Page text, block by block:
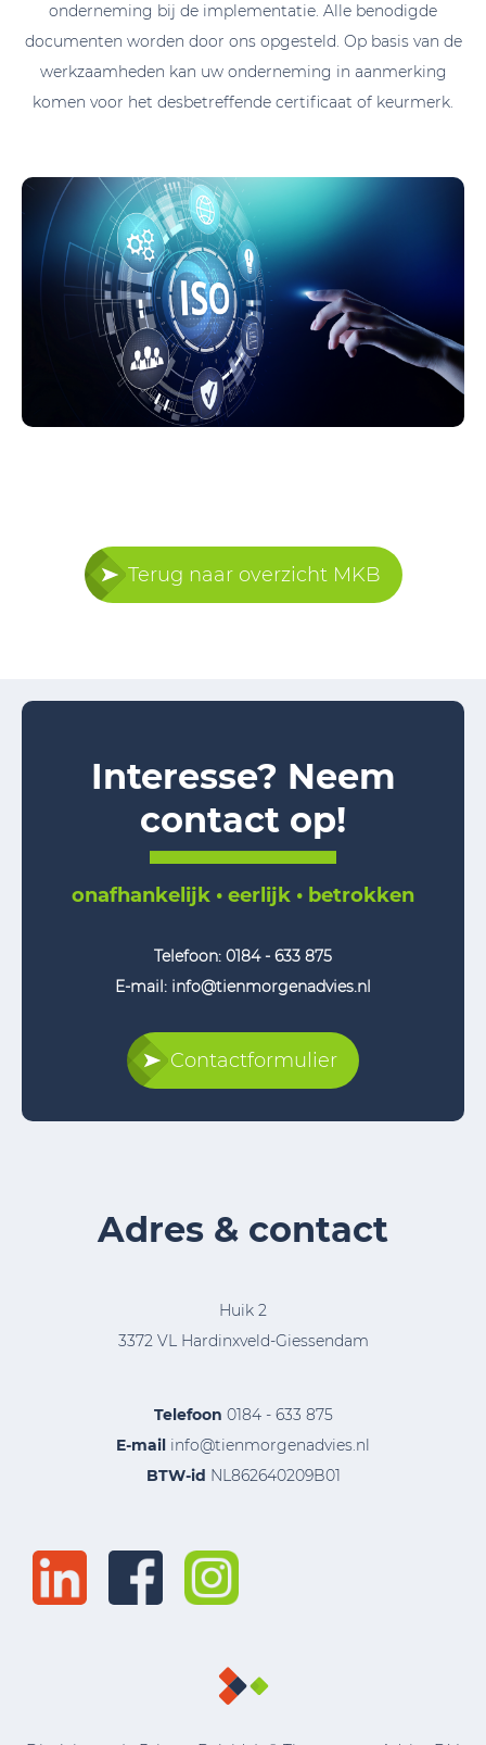
onderneming bij de implementatie. Alle benodigde
documenten worden door ons opgesteld. Op basis van de
werkzaamheden kan uw onderneming in aanmerking
komen voor het desbetreffende certificaat of keurmerk.
Terug naar overzicht MKB
Interesse? Neem
contact op!
onafhankelijk • eerlijk • betrokken
Telefoon: 0184 - 633 875
E-mail: info@tienmorgenadvies.nl
Contactformulier
Adres & contact
Huik 2
3372 VL Hardinxveld-Giessendam
Telefoon 0184 - 633 875
E-mail info@tienmorgenadvies.nl
BTW-id NL862640209B01